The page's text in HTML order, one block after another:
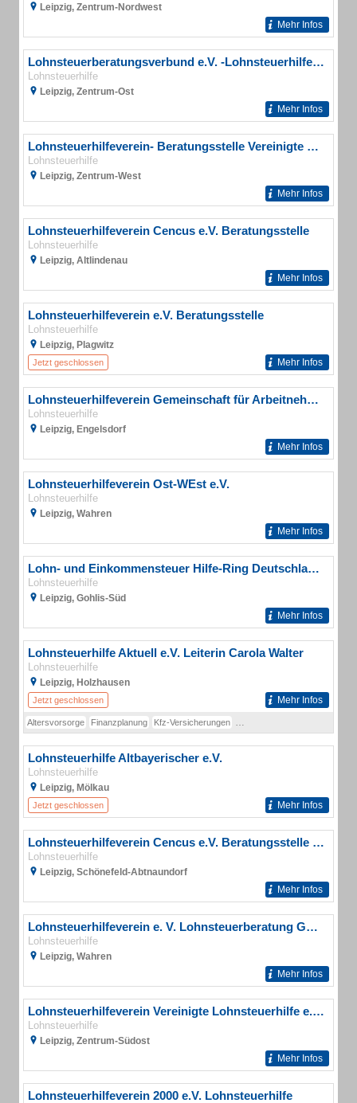
Leipzig, Zentrum-Nordwest
Mehr Infos
Lohnsteuerberatungsverbund e.V. -Lohnsteuerhilfeverein- Beratungsstelle
Lohnsteuerhilfe
Leipzig, Zentrum-Ost
Mehr Infos
Lohnsteuerhilfeverein- Beratungsstelle Vereinigte Lohnsteuerhilfe e.V.
Lohnsteuerhilfe
Leipzig, Zentrum-West
Mehr Infos
Lohnsteuerhilfeverein Cencus e.V. Beratungsstelle
Lohnsteuerhilfe
Leipzig, Altlindenau
Mehr Infos
Lohnsteuerhilfeverein e.V. Beratungsstelle
Lohnsteuerhilfe
Leipzig, Plagwitz
Jetzt geschlossen Mehr Infos
Lohnsteuerhilfeverein Gemeinschaft für Arbeitnehmer e.V.
Lohnsteuerhilfe
Leipzig, Engelsdorf
Mehr Infos
Lohnsteuerhilfeverein Ost-WEst e.V.
Lohnsteuerhilfe
Leipzig, Wahren
Mehr Infos
Lohn- und Einkommensteuer Hilfe-Ring Deutschland e.V.
Lohnsteuerhilfe
Leipzig, Gohlis-Süd
Mehr Infos
Lohnsteuerhilfe Aktuell e.V. Leiterin Carola Walter
Lohnsteuerhilfe
Leipzig, Holzhausen
Jetzt geschlossen Mehr Infos
Altersvorsorge Finanzplanung Kfz-Versicherungen
Lohnsteuerhilfe Altbayerischer e.V.
Lohnsteuerhilfe
Leipzig, Mölkau
Jetzt geschlossen Mehr Infos
Lohnsteuerhilfeverein Cencus e.V. Beratungsstelle Gaum
Lohnsteuerhilfe
Leipzig, Schönefeld-Abtnaundorf
Mehr Infos
Lohnsteuerhilfeverein e. V. Lohnsteuerberatung GOHLIS
Lohnsteuerhilfe
Leipzig, Wahren
Mehr Infos
Lohnsteuerhilfeverein Vereinigte Lohnsteuerhilfe e.V. Beratungsstelle K. Fiedler
Lohnsteuerhilfe
Leipzig, Zentrum-Südost
Mehr Infos
Lohnsteuerhilfeverein 2000 e.V. Lohnsteuerhilfe